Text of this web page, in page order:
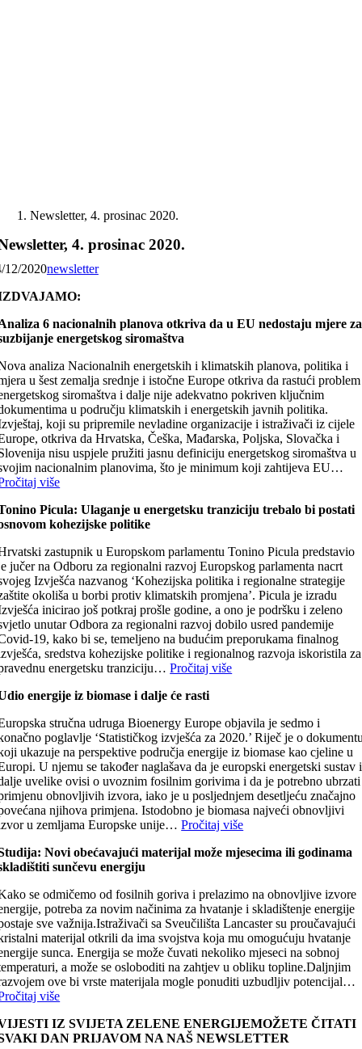
Newsletter, 4. prosinac 2020.
4. prosinac 2020.
12/2020newsletter
6 nacionalnih planova otkriva da u EU nedostaju mjere za
energetskog siromaštva
analiza Nacionalnih energetskih i klimatskih planova, politika i
u šest zemalja srednje i istočne Europe otkriva da rastući problem
siromaštva i dalje nije adekvatno pokriven ključnim
u području klimatskih i energetskih javnih politika.
koji su pripremile nevladine organizacije i istraživači iz cijele
otkriva da Hrvatska, Češka, Mađarska, Poljska, Slovačka i
nisu uspjele pružiti jasnu definiciju energetskog siromaštva u
nacionalnim planovima, što je minimum koji zahtijeva EU…
više
Picula: Ulaganje u energetsku tranziciju trebalo bi postati
kohezijske politike
zastupnik u Europskom parlamentu Tonino Picula predstavio
jučer na Odboru za regionalni razvoj Europskog parlamenta nacrt
Izvješća nazvanog ‘Kohezijska politika i regionalne strategije
okoliša u borbi protiv klimatskih promjena’. Picula je izradu
inicirao još potkraj prošle godine, a ono je podršku i zeleno
unutar Odbora za regionalni razvoj dobilo usred pandemije
19, kako bi se, temeljeno na budućim preporukama finalnog
sredstva kohezijske politike i regionalnog razvoja iskoristila za
energetsku tranziciju…Pročitaj više
energije iz biomase i dalje će rasti
stručna udruga Bioenergy Europe objavila je sedmo i
poglavlje ‘Statističkog izvješća za 2020.’ Riječ je o
ukazuje na perspektive područja energije iz biomase kao cjeline u
U njemu se također naglašava da je europski energetski sustav i
uvelike ovisi o uvoznim fosilnim gorivima i da je potrebno ubrzati
obnovljivih izvora, iako je u posljednjem desetljeću značajno
njihova primjena. Istodobno je biomasa najveći obnovljivi
u zemljama Europske unije…Pročitaj više
Novi obećavajući materijal može mjesecima ili godinama
sunčevu energiju
se odmičemo od fosilnih goriva i prelazimo na obnovljive izvore
potreba za novim načinima za hvatanje i skladištenje energije
sve važnija.Istraživači sa Sveučilišta Lancaster su proučavajući
materijal otkrili da ima svojstva koja mu omogućuju hvatanje
sunca. Energija se može čuvati nekoliko mjeseci na sobnoj
a može se osloboditi na zahtjev u obliku topline.Daljnjim
ove bi vrste materijala mogle ponuditi uzbudljiv potencijal…
više
IZ SVIJETA ZELENE ENERGIJEMOŽETE ČITATI
DAN PRIJAVOM NA NAŠ NEWSLETTER